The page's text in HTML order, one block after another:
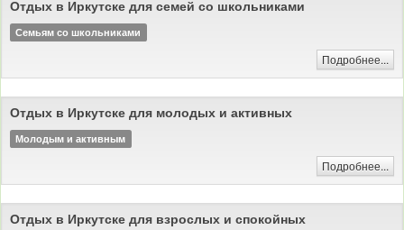
Отдых в Иркутске для семей со школьниками
Семьям со школьниками
Подробнее...
Отдых в Иркутске для молодых и активных
Молодым и активным
Подробнее...
Отдых в Иркутске для взрослых и спокойных